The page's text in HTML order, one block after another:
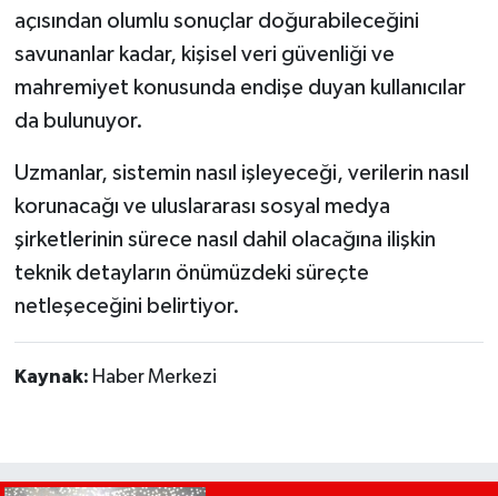
açısından olumlu sonuçlar doğurabileceğini
savunanlar kadar, kişisel veri güvenliği ve
mahremiyet konusunda endişe duyan kullanıcılar
da bulunuyor.
Uzmanlar, sistemin nasıl işleyeceği, verilerin nasıl
korunacağı ve uluslararası sosyal medya
şirketlerinin sürece nasıl dahil olacağına ilişkin
teknik detayların önümüzdeki süreçte
netleşeceğini belirtiyor.
Kaynak: Haber Merkezi